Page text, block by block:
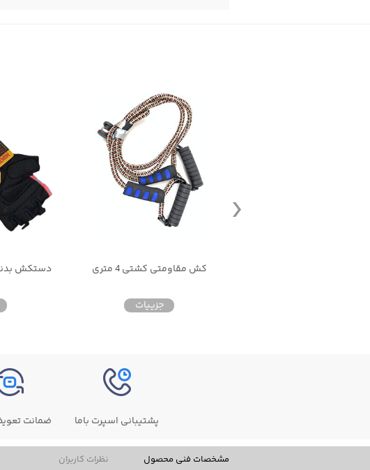
کش مقاومتی کشتی 4 متری
جزییات
دستکش
پشتیبانی اسپرت باما ضمانت
مشخصات فنی محصول نظرات کاربران